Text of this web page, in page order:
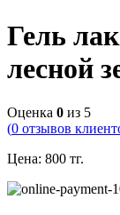
Гель
лесной
Оценка 0 из 5
(0 отзывов
Цена: 800 тг.